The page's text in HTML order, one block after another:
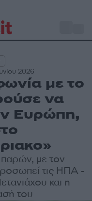
2026
με το
να
Ευρώπη,
με τον
τις ΗΠΑ -
και η
του